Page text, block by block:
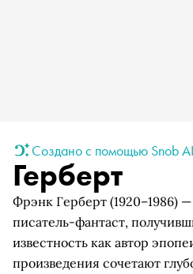
Создано с помощью Snob AI
Герберт
Фрэнк Герберт (1920–1986)
писатель-фантаст,
известность как автор
произведения сочетают